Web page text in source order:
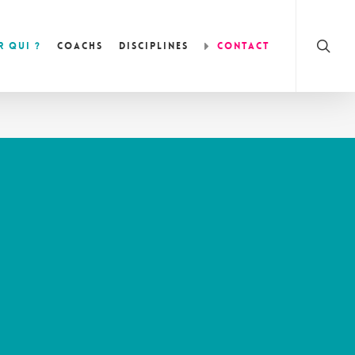
qui ? Coachs Disciplines Contact